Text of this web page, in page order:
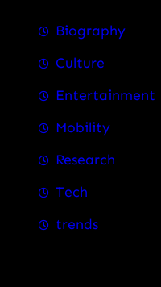
Biography
Culture
Entertainment
Mobility
Research
Tech
trends